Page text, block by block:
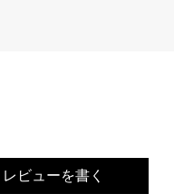
レビューを書く